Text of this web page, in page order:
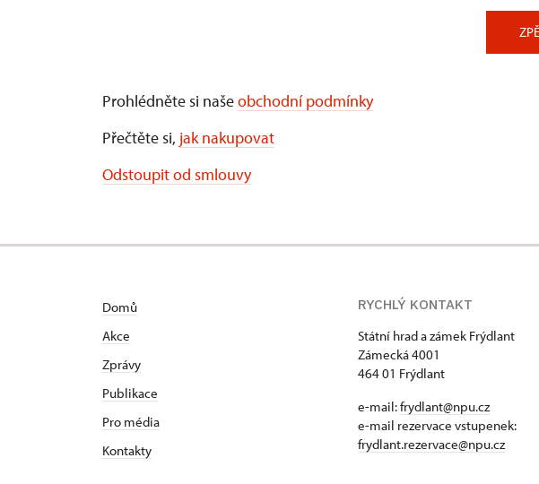
Prohlédněte si našeobchodní podmínky
Přečtěte si, jak nakupovat
Odstoupit od smlouvy
Domů
Akce
Zprávy
Publikace
Pro média
Kontakty
RYCHLÝ KONTAKT
Státní hrad a zámek Frýdlant
Zámecká 4001
464 01 Frýdlant
e-mail:frydlant@npu.cz
e-mail rezervace vstupenek:
frydlant.rezervace@npu.cz